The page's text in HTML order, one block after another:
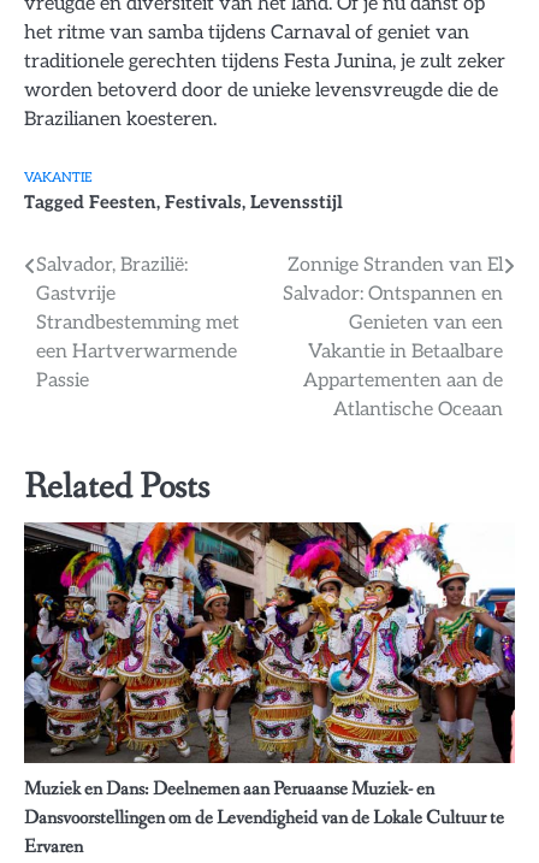
het ritme van samba tijdens Carnaval of geniet van
traditionele gerechten tijdens Festa Junina, je zult zeker
worden betoverd door de unieke levensvreugde die de
Brazilianen koesteren.
VAKANTIE
Tagged Feesten, Festivals, Levensstijl
Bericht
navigatie
Salvador, Brazilië:
Gastvrije
Strandbestemming met
een Hartverwarmende
Passie
Zonnige Stranden van El
Salvador: Ontspannen en
Genieten van een
Vakantie in Betaalbare
Appartementen aan de
Atlantische Oceaan
Related Posts
Muziek en Dans: Deelnemen aan Peruaanse Muziek- en
Dansvoorstellingen om de Levendigheid van de Lokale Cultuur te
Ervaren